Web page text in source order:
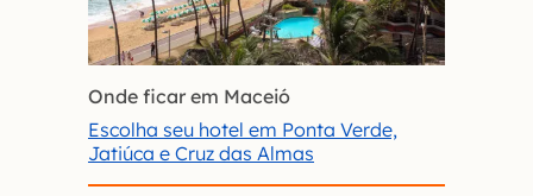
Onde ficar em Maceió
Escolha seu hotel em Ponta Verde,
Jatiúca e Cruz das Almas